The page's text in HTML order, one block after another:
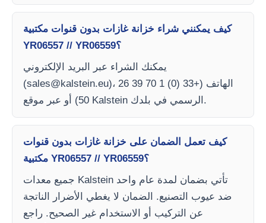
كيف يمكنني شراء خزانة غازات بدون قنوات مكتبية
YR06557 // YR06559؟
يمكنك الشراء عبر البريد الإلكتروني
(sales@kalstein.eu)، الهاتف (+33 (0) 1 70 39 26
50) أو عبر موقع Kalstein الرسمي في بلدك.
كيف تعمل الضمان على خزانة غازات بدون قنوات
مكتبية YR06557 // YR06559؟
جميع معدات Kalstein تأتي بضمان لمدة عام واحد
ضد عيوب التصنيع. الضمان لا يغطي الأضرار الناتجة
عن التركيب أو الاستخدام غير الصحيح. راجع